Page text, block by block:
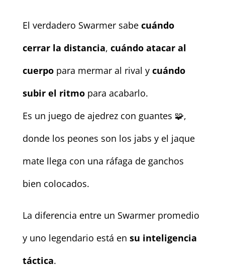
El verdadero Swarmer sabe cuándo
cerrar la distancia, cuándo atacar al
cuerpopara mermar al rival y cuándo
subir el ritmopara acabarlo.
Es un juego de ajedrez con guantes 🧩,
donde los peones son los jabs y el jaque
mate llega con una ráfaga de ganchos
bien colocados.
La diferencia entre un Swarmer promedio
y uno legendario está en su inteligencia
táctica.